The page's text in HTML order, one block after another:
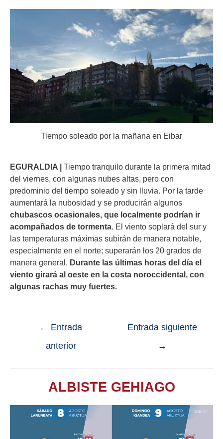
Tiempo soleado por la mañana en Eibar
EGURALDIA | Tiempo tranquilo durante la primera mitad
del viernes, con algunas nubes altas, pero con
predominio del tiempo soleado y sin lluvia. Por la tarde
aumentará la nubosidad y se producirán algunos
chubascos ocasionales, que localmente podrían ir
acompañados de tormenta. El viento soplará del sur y
las temperaturas máximas subirán de manera notable,
especialmente en el norte; superarán los 20 grados de
manera general. Durante las últimas horas del día el
viento girará al oeste en la costa noroccidental, con
algunas rachas muy fuertes.
← Entrada
anterior
Entrada siguiente
→
ALBISTE GEHIAGO